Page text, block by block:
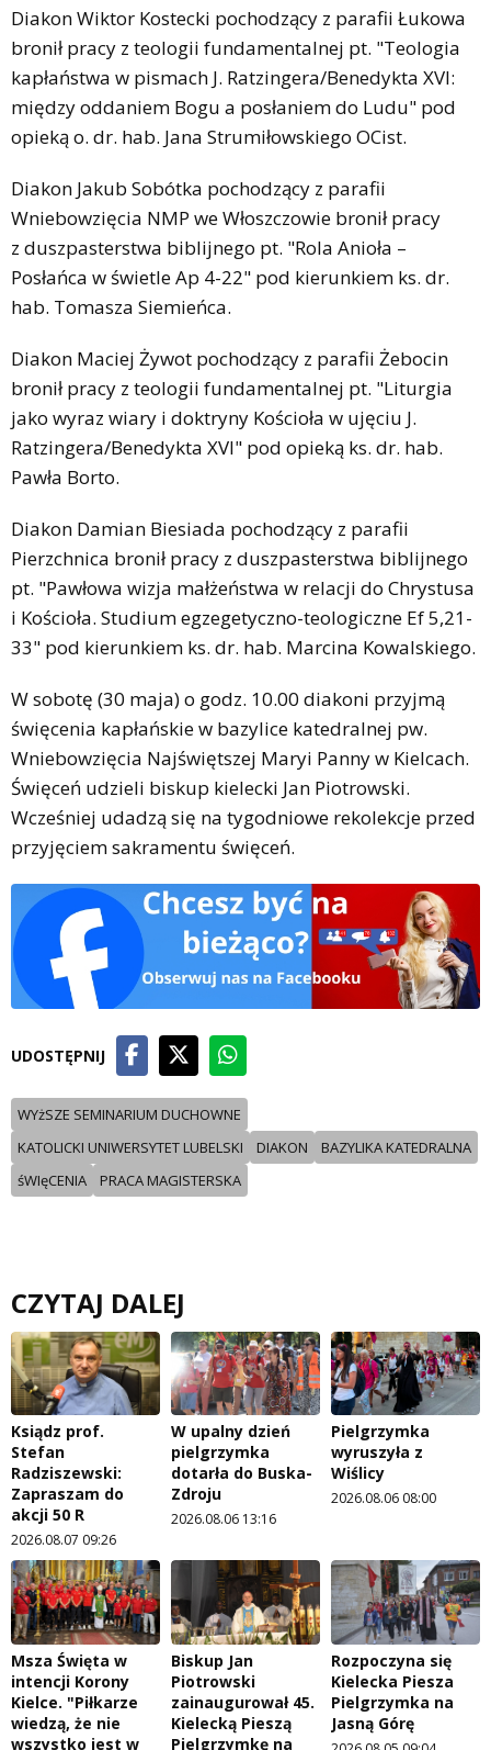
Diakon Wiktor Kostecki pochodzący z parafii Łukowa
bronił pracy z teologii fundamentalnej pt. "Teologia
kapłaństwa w pismach J. Ratzingera/Benedykta XVI:
między oddaniem Bogu a posłaniem do Ludu" pod
opieką o. dr. hab. Jana Strumiłowskiego OCist.
Diakon Jakub Sobótka pochodzący z parafii
Wniebowzięcia NMP we Włoszczowie bronił pracy
z duszpasterstwa biblijnego pt. "Rola Anioła –
Posłańca w świetle Ap 4-22" pod kierunkiem ks. dr.
hab. Tomasza Siemieńca.
Diakon Maciej Żywot pochodzący z parafii Żebocin
bronił pracy z teologii fundamentalnej pt. "Liturgia
jako wyraz wiary i doktryny Kościoła w ujęciu J.
Ratzingera/Benedykta XVI" pod opieką ks. dr. hab.
Pawła Borto.
Diakon Damian Biesiada pochodzący z parafii
Pierzchnica bronił pracy z duszpasterstwa biblijnego
pt. "Pawłowa wizja małżeństwa w relacji do Chrystusa
i Kościoła. Studium egzegetyczno-teologiczne Ef 5,21-
33" pod kierunkiem ks. dr. hab. Marcina Kowalskiego.
W sobotę (30 maja) o godz. 10.00 diakoni przyjmą
święcenia kapłańskie w bazylice katedralnej pw.
Wniebowzięcia Najświętszej Maryi Panny w Kielcach.
Święceń udzieli biskup kielecki Jan Piotrowski.
Wcześniej udadzą się na tygodniowe rekolekcje przed
przyjęciem sakramentu święceń.
UDOSTĘPNIJ
WYżSZE SEMINARIUM DUCHOWNE
KATOLICKI UNIWERSYTET LUBELSKI
DIAKON
BAZYLIKA KATEDRALNA
śWIęCENIA
PRACA MAGISTERSKA
CZYTAJ DALEJ
Ksiądz prof.
Stefan
Radziszewski:
Zapraszam do
akcji 50 R
2026.08.07 09:26
W upalny dzień
pielgrzymka
dotarła do Buska-
Zdroju
2026.08.06 13:16
Pielgrzymka
wyruszyła z
Wiślicy
2026.08.06 08:00
Msza Święta w
intencji Korony
Kielce. "Piłkarze
wiedzą, że nie
wszystko jest w
Biskup Jan
Piotrowski
zainaugurował 45.
Kielecką Pieszą
Pielgrzymkę na
Rozpoczyna się
Kielecka Piesza
Pielgrzymka na
Jasną Górę